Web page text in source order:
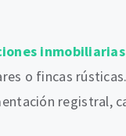
inmobiliarias
o fincas
registral,